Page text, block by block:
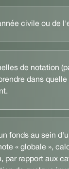
civile ou de
de notation
dans
fonds au sein
« globale »,
rapport aux